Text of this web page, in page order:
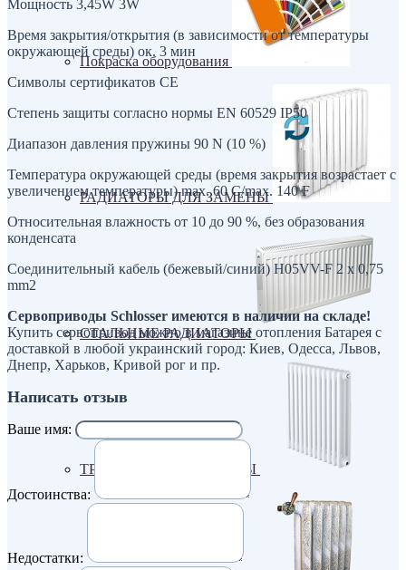
Покраска оборудования
РАДИАТОРЫ ДЛЯ ЗАМЕНЫ
СТАЛЬНЫЕ РАДИАТОРЫ
ТРУБЧАТЫЕ РАДИАТОРЫ
Мощность 3,45W 3W
Время закрытия/открытия (в зависимости от температуры
окружающей среды) oк. 3 мин
Символы сертификатов CE
Степень защиты согласно нормы EN 60529 IP50
Диапазон давления пружины 90 N (10 %)
Температура окружающей среды (время закрытия возрастает с
увеличением температуры) max. 60 C/max. 140 F
Относительная влажность oт 10 дo 90 %, без образования
конденсата
Соединительный кабель (бежевый/синий) H05VV-F 2 x 0,75
mm2
Сервоприводы Schlosser имеются в наличии на складе!
Купить сервопривод можно в магазине отопления Батарея с
доставкой в любой украинский город: Киев, Одесса, Львов,
Днепр, Харьков, Кривой рог и пр.
Написать отзыв
Ваше имя:
Достоинства:
Недостатки: